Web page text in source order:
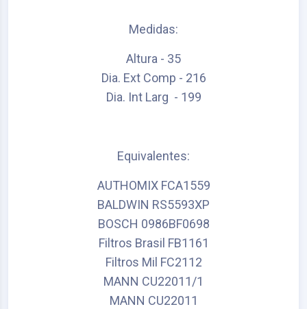
Medidas:
Altura - 35
Dia. Ext Comp - 216
Dia. Int Larg - 199
Equivalentes:
AUTHOMIX FCA1559
BALDWIN RS5593XP
BOSCH 0986BF0698
Filtros Brasil FB1161
Filtros Mil FC2112
MANN CU22011/1
MANN CU22011